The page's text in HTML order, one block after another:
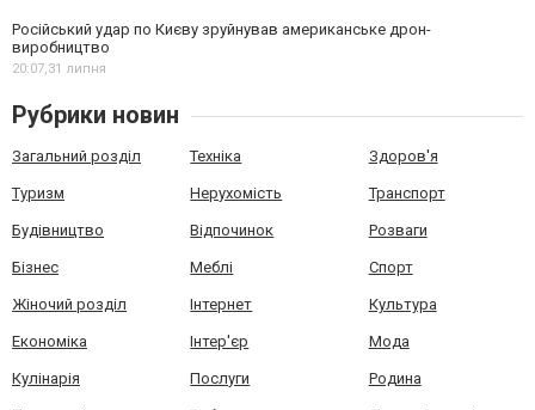
Російський удар по Києву зруйнував американське дрон-
виробництво
20:07,31 липня
Рубрики новин
Загальний розділ Техніка Здоров'я
Туризм Нерухомість Транспорт
Будівництво Відпочинок Розваги
Бізнес Меблі Спорт
Жіночий розділ Інтернет Культура
Економіка Інтер'єр Мода
Кулінарія Послуги Родина